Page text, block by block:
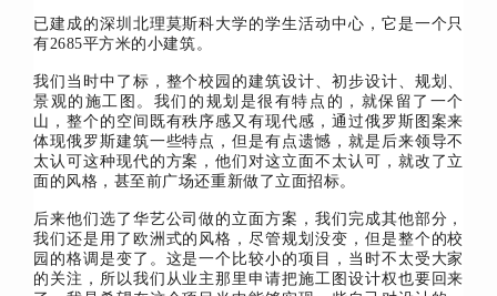
已建成的深圳北理莫斯科大学的学生活动中心，它是一个只
有2685平方米的小建筑。
我们当时中了标，整个校园的建筑设计、初步设计、规划、
景观的施工图。我们的规划是很有特点的，就保留了一个
山，整个的空间既有秩序感又有现代感，通过俄罗斯图案来
体现俄罗斯建筑一些特点，但是有点遗憾，就是后来领导不
太认可这种现代的方案，他们对这立面不太认可，就改了立
面的风格，甚至前广场还重新做了立面招标。
后来他们选了华艺公司做的立面方案，我们完成其他部分，
我们还是用了欧洲式的风格，尽管规划没变，但是整个的校
园的格调是变了。这是一个比较小的项目，当时不太受大家
的关注，所以我们从业主那里申请把施工图设计权也要回来